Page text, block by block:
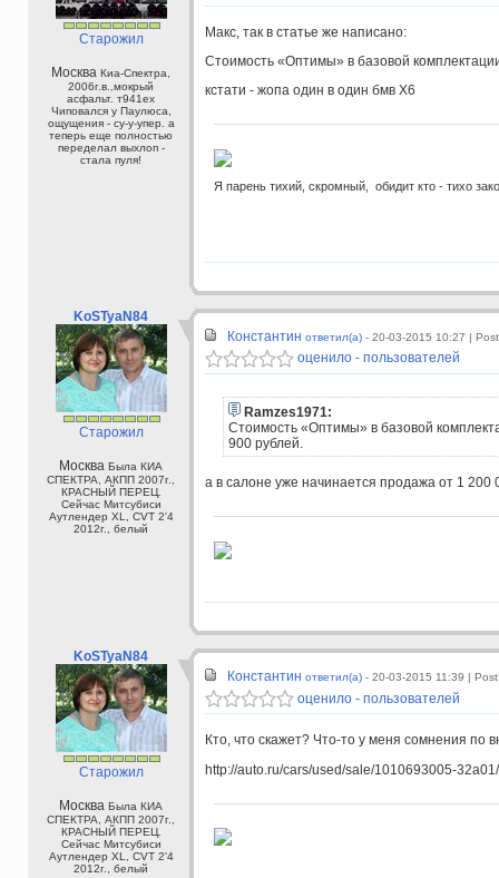
Старожил
Москва Киа-Спектра,
2006г.в.,мокрый
асфальт. т941ех
Чиповался у Паулюса,
ощущения - су-у-упер. а
теперь еще полностью
переделал выхлоп -
стала пуля!
Макс, так в статье же написано:
Стоимость «Оптимы» в базовой
кстати - жопа один в один бмв Х6
Я парень тихий, скромный, обидит кто - тихо
KoSTyaN84
Старожил
Москва Была КИА
СПЕКТРА, АКПП 2007г.,
КРАСНЫЙ ПЕРЕЦ.
Сейчас Митсубиси
Аутлендер XL, CVT 2'4
2012г., белый
Константин ответил(а) - 20-03-2015 10:27 |
оценило - пользователей
Ramzes1971:
Стоимость «Оптимы» в базовой
900 рублей.
а в салоне уже начинается продажа от 1 200
KoSTyaN84
Старожил
Москва Была КИА
СПЕКТРА, АКПП 2007г.,
КРАСНЫЙ ПЕРЕЦ.
Сейчас Митсубиси
Аутлендер XL, CVT 2'4
2012г., белый
Константин ответил(а) - 20-03-2015 11:39 |
оценило - пользователей
Кто, что скажет? Что-то у меня сомнения по
http://auto.ru/cars/used/sale/1010693005-32a01/